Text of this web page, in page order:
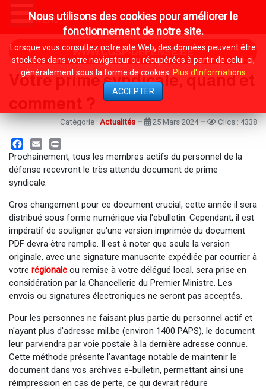
MENU
WWW.CGSP-DEFENSE.BE
Votre prime syndicale, quand et
Catégorie :Actualités 25 Mars 2024 Clics : 4338
Facebook
EmailPrint
Prochainement, tous les membres actifs du personnel de la
défense recevront le très attendu document de prime
syndicale.
Gros changement pour ce document crucial, cette année il sera
distribué sous forme numérique via l'ebulletin. Cependant, il est
impératif de souligner qu'une version imprimée du document
PDF devra être remplie. Il est à noter que seule la version
originale, avec une signature manuscrite expédiée par courrier à
votre régionale ou remise à votre délégué local, sera prise en
considération par la Chancellerie du Premier Ministre. Les
envois ou signatures électroniques ne seront pas acceptés.
Pour les personnes ne faisant plus partie du personnel actif et
n'ayant plus d'adresse mil.be (environ 1400 PAPS), le document
leur parviendra par voie postale à la dernière adresse connue.
Cette méthode présente l'avantage notable de maintenir le
document dans vos archives e-bulletin, permettant ainsi une
réimpression en cas de perte, ce qui devrait réduire
Nous utilisons des cookies pour améliorer le
fonctionnement de notre site.
Lorsque vous consultez notre site Web, des données peuvent être
stockées dans votre navigateur ou récupérées à partir de celui-ci,
généralement sous la forme de cookies. Plus d'informations
ACCEPTER